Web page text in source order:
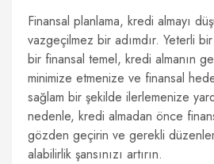
Finansal planlama, kredi almayı
vazgeçilmez bir adımdır. Yeterli
bir finansal temel, kredi almanın
minimize etmenize ve finansal
sağlam bir şekilde ilerlemenize
nedenle, kredi almadan önce
gözden geçirin ve gerekli
alabilirlik şansınızı artırın.